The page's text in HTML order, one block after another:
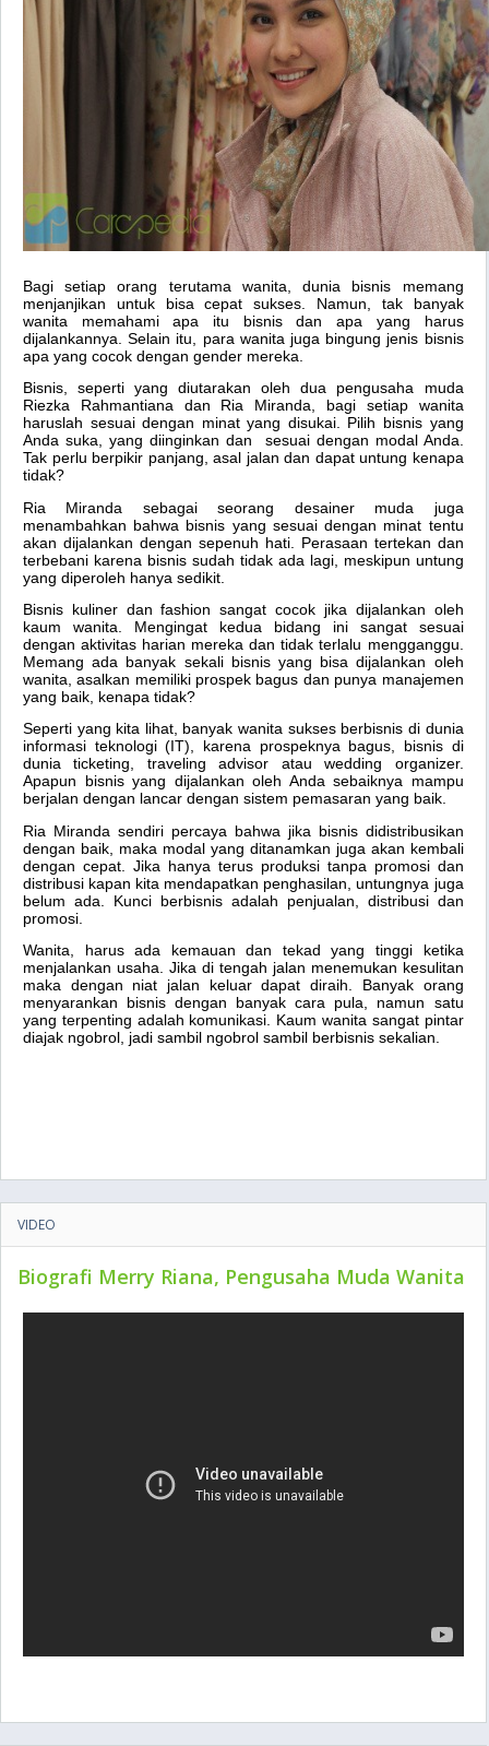
Bagi setiap orang terutama wanita, dunia bisnis memang
menjanjikan untuk bisa cepat sukses. Namun, tak banyak
wanita memahami apa itu bisnis dan apa yang harus
dijalankannya. Selain itu, para wanita juga bingung jenis bisnis
apa yang cocok dengan gender mereka.
Bisnis, seperti yang diutarakan oleh dua pengusaha muda
Riezka Rahmantiana dan Ria Miranda, bagi setiap wanita
haruslah sesuai dengan minat yang disukai. Pilih bisnis yang
Anda suka, yang diinginkan dan sesuai dengan modal Anda.
Tak perlu berpikir panjang, asal jalan dan dapat untung kenapa
tidak?
Ria Miranda sebagai seorang desainer muda juga
menambahkan bahwa bisnis yang sesuai dengan minat tentu
akan dijalankan dengan sepenuh hati. Perasaan tertekan dan
terbebani karena bisnis sudah tidak ada lagi, meskipun untung
yang diperoleh hanya sedikit.
Bisnis kuliner dan fashion sangat cocok jika dijalankan oleh
kaum wanita. Mengingat kedua bidang ini sangat sesuai
dengan aktivitas harian mereka dan tidak terlalu mengganggu.
Memang ada banyak sekali bisnis yang bisa dijalankan oleh
wanita, asalkan memiliki prospek bagus dan punya manajemen
yang baik, kenapa tidak?
Seperti yang kita lihat, banyak wanita sukses berbisnis di dunia
informasi teknologi (IT), karena prospeknya bagus, bisnis di
dunia ticketing, traveling advisor atau wedding organizer.
Apapun bisnis yang dijalankan oleh Anda sebaiknya mampu
berjalan dengan lancar dengan sistem pemasaran yang baik.
Ria Miranda sendiri percaya bahwa jika bisnis didistribusikan
dengan baik, maka modal yang ditanamkan juga akan kembali
dengan cepat. Jika hanya terus produksi tanpa promosi dan
distribusi kapan kita mendapatkan penghasilan, untungnya juga
belum ada. Kunci berbisnis adalah penjualan, distribusi dan
promosi.
Wanita, harus ada kemauan dan tekad yang tinggi ketika
menjalankan usaha. Jika di tengah jalan menemukan kesulitan
maka dengan niat jalan keluar dapat diraih. Banyak orang
menyarankan bisnis dengan banyak cara pula, namun satu
yang terpenting adalah komunikasi. Kaum wanita sangat pintar
diajak ngobrol, jadi sambil ngobrol sambil berbisnis sekalian.
VIDEO
Biografi Merry Riana, Pengusaha Muda Wanita